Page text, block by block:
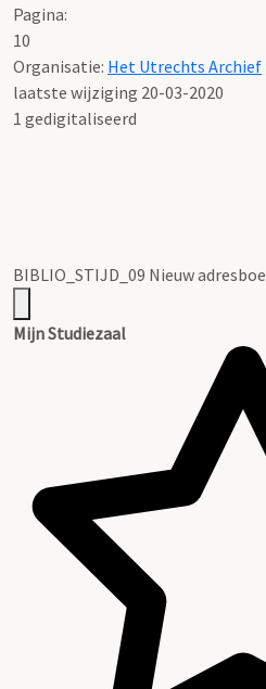
Pagina:
10
Organisatie: Het Utrechts Archief
laatste wijziging 20-03-2020
1 gedigitaliseerd
BIBLIO_STIJD_09 Nieuw
Mijn Studiezaal